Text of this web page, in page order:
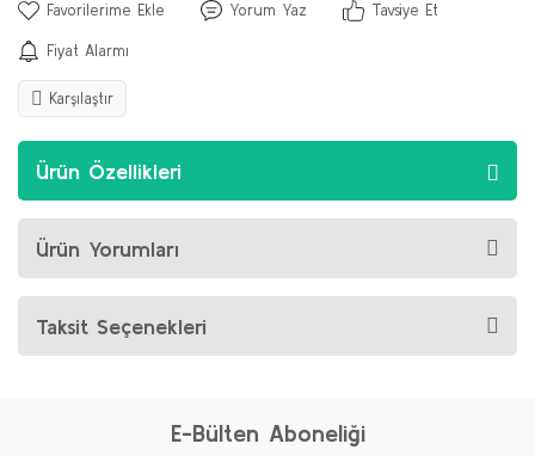
Yorum Yaz Tavsiye Et
Fiyat Alarmı
Karşılaştır
Ürün Özellikleri
Ürün Yorumları
Taksit Seçenekleri
E-Bülten Aboneliği